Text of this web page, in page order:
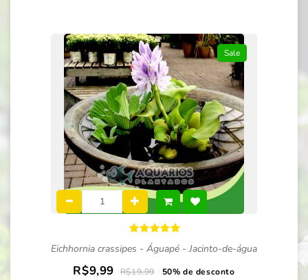
Sale
Eichhornia crassipes - Águapé - Jacinto-de-água
R$9,99 R$19,99 50% de desconto